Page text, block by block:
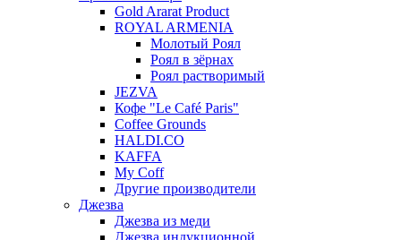
Gold Ararat Product
ROYAL ARMENIA
Молотый Роял
Роял в зёрнах
Роял растворимый
JEZVA
Кофе "Le Café Paris"
Coffee Grounds
HALDI.CO
KAFFA
My Coff
Другие производители
Джезва
Джезва из меди
Джезва индукционной